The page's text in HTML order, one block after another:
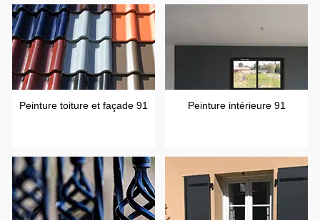
Peinture toiture et façade 91 Peinture intérieure 91